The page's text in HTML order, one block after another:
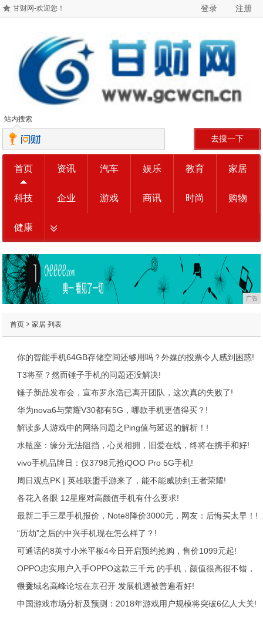
甘财网-欢迎您！ 登录 注册
站内搜索
去搜一下
首页 资讯 汽车 娱乐 教育 家居
科技 企业 游戏 商讯 时尚 购物
健康
广告
首页> 家居列表
你的智能手机64GB存储空间还够用吗？外媒的投票令人感到困惑!
T3将至？然而锤子手机的问题还没解决!
锤子新品发布会，宣布罗永浩已离开团队，这次真的失败了!
华为nova6与荣耀V30都有5G，哪款手机更值得买？!
解读多人游戏中的网络问题之Ping值与延迟的解析！!
水瓶座：缘分无法阻挡，心灵相拥，旧爱在线，终将在携手和好!
vivo手机品牌日：仅3798元抢iQOO Pro 5G手机!
周日观点PK | 英雄联盟手游来了，能不能威胁到王者荣耀!
各花入各眼 12星座对高颜值手机有什么要求!
最新二手三星手机报价，Note8降价3000元，网友：后悔买太早！!
“历劫”之后的中兴手机现在怎么样了？!
可通话的8英寸小米平板4今日开启预约抢购，售价1099元起!
OPPO忠实用户入手OPPO这款三千元 的手机，颜值很高很不错，
很香!
中文域名高峰论坛在京召开 发展机遇被普遍看好!
中国游戏市场分析及预测：2018年游戏用户规模将突破6亿人大关!